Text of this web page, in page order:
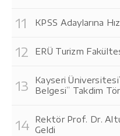
KPSS Adaylarına
ERÜ Turizm
Kayseri
Belgesi” Takdim
Rektör Prof. Dr.
Geldi